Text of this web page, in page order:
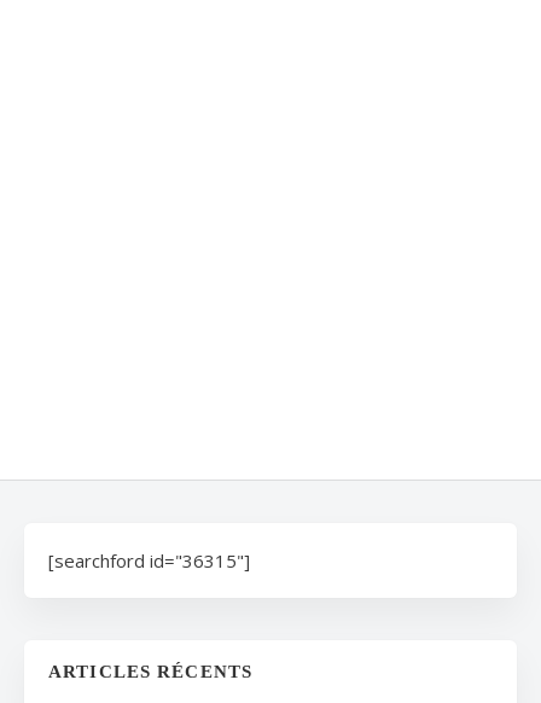
[searchford id="36315"]
ARTICLES RÉCENTS